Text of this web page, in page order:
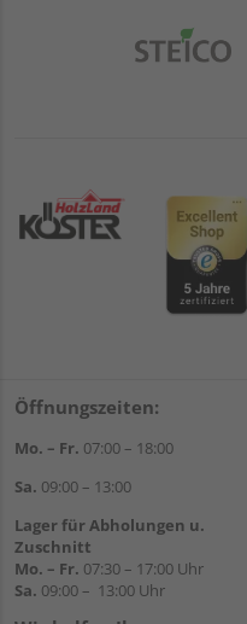
Öffnungszeiten:
Mo. – Fr. 07:00 – 18:00
Sa. 09:00 – 13:00
Lager für Abholungen u.
Zuschnitt
Mo. – Fr. 07:30 – 17:00 Uhr
Sa. 09:00 – 13:00 Uhr